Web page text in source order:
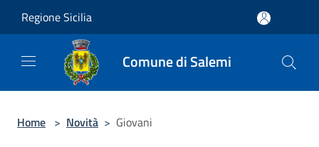
Regione Sicilia
Comune di Salemi
Home > Novità > Giovani